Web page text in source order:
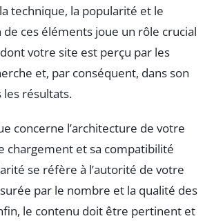
technique, la popularité et le
de ces éléments joue un rôle crucial
votre site est perçu par les
et, par conséquent, dans son
les résultats.
concerne l’architecture de votre
chargement et sa compatibilité
se réfère à l’autorité de votre
par le nombre et la qualité des
le contenu doit être pertinent et